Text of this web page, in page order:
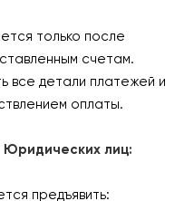
только после
счетам.
все детали платежей и
оплаты.
Юридических лиц:
предъявить: